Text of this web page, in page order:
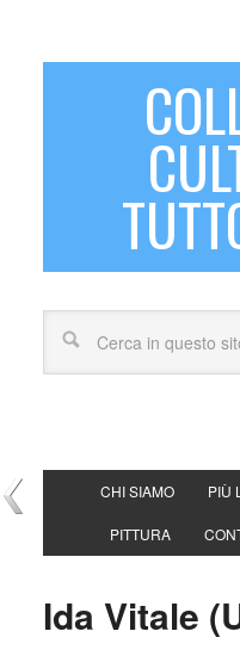
CHI SIAMO PIÙ
PITTURA
Ida Vitale